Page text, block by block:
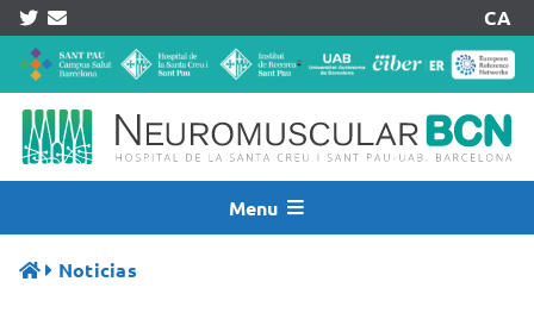
Skip
content
CA
Menu
Noticias